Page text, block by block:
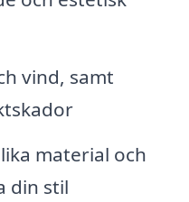
vind, samt
material och
din stil